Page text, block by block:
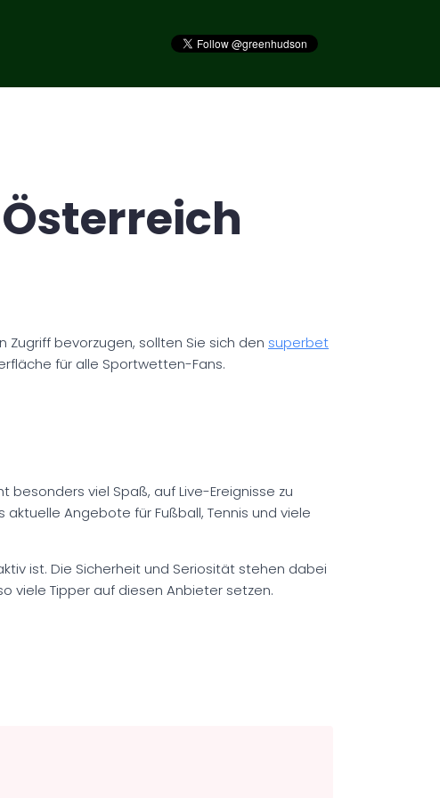
bevorzugen, sollten Sie sich den superbet
für alle Sportwetten-Fans.
viel Spaß, auf Live-Ereignisse zu
Angebote für Fußball, Tennis und viele
ist. Die Sicherheit und Seriosität stehen dabei
viele Tipper auf diesen Anbieter setzen.